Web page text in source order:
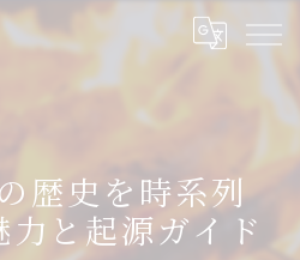
歴史を時系列
と起源ガイド